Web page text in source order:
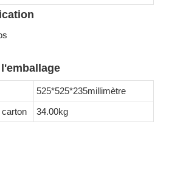
525*525*235millimètre
carton
34.00kg